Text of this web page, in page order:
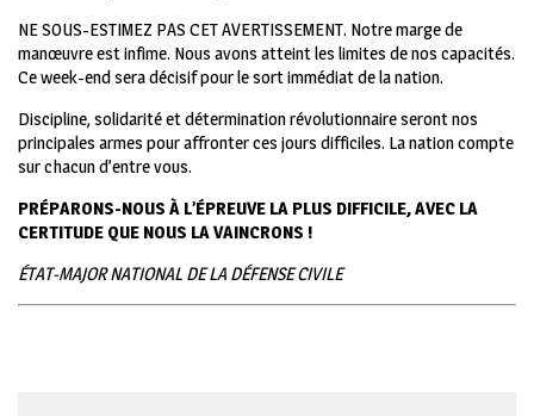
NE SOUS-ESTIMEZ PAS CET AVERTISSEMENT. Notre marge de
manœuvre est infime. Nous avons atteint les limites de nos capacités.
Ce week-end sera décisif pour le sort immédiat de la nation.
Discipline, solidarité et détermination révolutionnaire seront nos
principales armes pour affronter ces jours difficiles. La nation compte
sur chacun d’entre vous.
PRÉPARONS-NOUS À L’ÉPREUVE LA PLUS DIFFICILE, AVEC LA
CERTITUDE QUE NOUS LA VAINCRONS !
ÉTAT-MAJOR NATIONAL DE LA DÉFENSE CIVILE